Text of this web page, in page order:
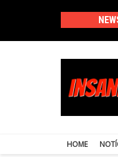
conteúdo
HOME